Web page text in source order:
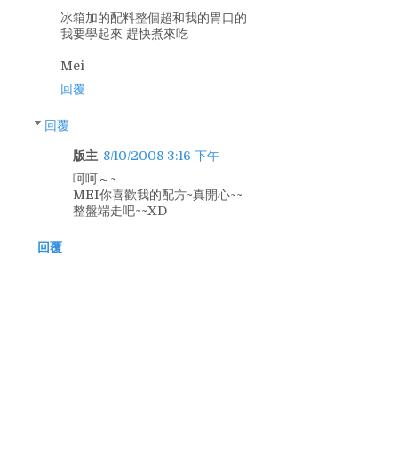
冰箱加的配料整個超和我的胃口的
我要學起來 趕快煮來吃
Mei
回覆
回覆
版主 8/10/2008 3:16 下午
呵呵～~
MEI你喜歡我的配方~真開心~~
整盤端走吧~~XD
回覆